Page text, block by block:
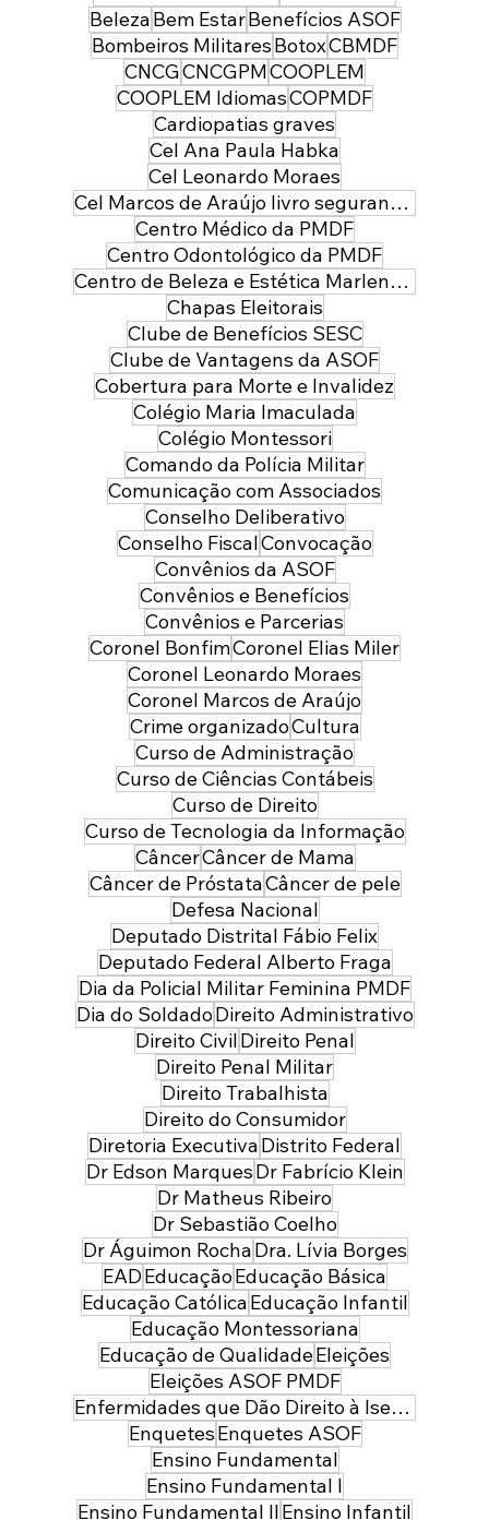
BelezaBem EstarBenefícios ASOF
Bombeiros MilitaresBotoxCBMDF
CNCGCNCGPMCOOPLEM
COOPLEM IdiomasCOPMDF
Cardiopatias graves
Cel Ana Paula Habka
Cel Leonardo Moraes
Cel Marcos de Araújo livro segurança pública
Centro Médico da PMDF
Centro Odontológico da PMDF
Centro de Beleza e Estética Marlene Leal
Chapas Eleitorais
Clube de Benefícios SESC
Clube de Vantagens da ASOF
Cobertura para Morte e Invalidez
Colégio Maria Imaculada
Colégio Montessori
Comando da Polícia Militar
Comunicação com Associados
Conselho Deliberativo
Conselho FiscalConvocação
Convênios da ASOF
Convênios e Benefícios
Convênios e Parcerias
Coronel BonfimCoronel Elias Miler
Coronel Leonardo Moraes
Coronel Marcos de Araújo
Crime organizadoCultura
Curso de Administração
Curso de Ciências Contábeis
Curso de Direito
Curso de Tecnologia da Informação
CâncerCâncer de Mama
Câncer de PróstataCâncer de pele
Defesa Nacional
Deputado Distrital Fábio Felix
Deputado Federal Alberto Fraga
Dia da Policial Militar Feminina PMDF
Dia do SoldadoDireito Administrativo
Direito CivilDireito Penal
Direito Penal Militar
Direito Trabalhista
Direito do Consumidor
Diretoria ExecutivaDistrito Federal
Dr Edson MarquesDr Fabrício Klein
Dr Matheus Ribeiro
Dr Sebastião Coelho
Dr Águimon RochaDra. Lívia Borges
EADEducaçãoEducação Básica
Educação CatólicaEducação Infantil
Educação Montessoriana
Educação de QualidadeEleições
Eleições ASOF PMDF
Enfermidades que Dão Direito à Isenção de Imposto de Renda
EnquetesEnquetes ASOF
Ensino Fundamental
Ensino Fundamental I
Ensino Fundamental IIEnsino Infantil